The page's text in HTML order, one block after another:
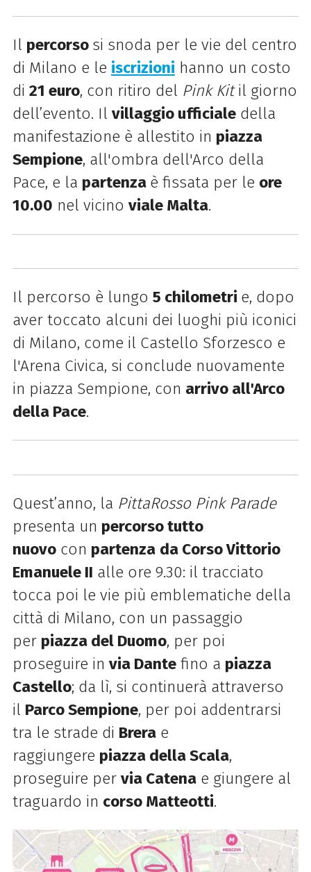
Il percorso si snoda per le vie del centro
di Milano e le iscrizioni hanno un costo
di 21 euro, con ritiro del Pink Kitil giorno
dell’evento. Il villaggio ufficialedella
manifestazione è allestito in piazza
Sempione, all'ombra dell'Arco della
Pace, e la partenza è fissata per le ore
10.00 nel vicino viale Malta.
Il percorso è lungo 5 chilometri e, dopo
aver toccato alcuni dei luoghi più iconici
di Milano, come il Castello Sforzesco e
l'Arena Civica, si conclude nuovamente
in piazza Sempione, con arrivo all'Arco
della Pace.
Quest’anno, la PittaRossoPink Parade
presenta un percorso tutto
nuovocon partenza da Corso Vittorio
Emanuele II alle ore 9.30: il tracciato
tocca poi le vie più emblematiche della
città di Milano, con un passaggio
per piazza del Duomo, per poi
proseguire in via Dantefino a piazza
Castello; da lì, si continuerà attraverso
il Parco Sempione, per poi addentrarsi
tra le strade di Brerae
raggiungere piazza della Scala,
proseguire per via Catenae giungere al
traguardo in corso Matteotti.